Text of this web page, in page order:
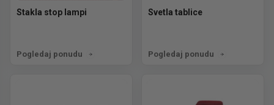
Stakla stop lampi
Pogledaj ponudu
Svetla tablice
Pogledaj ponudu